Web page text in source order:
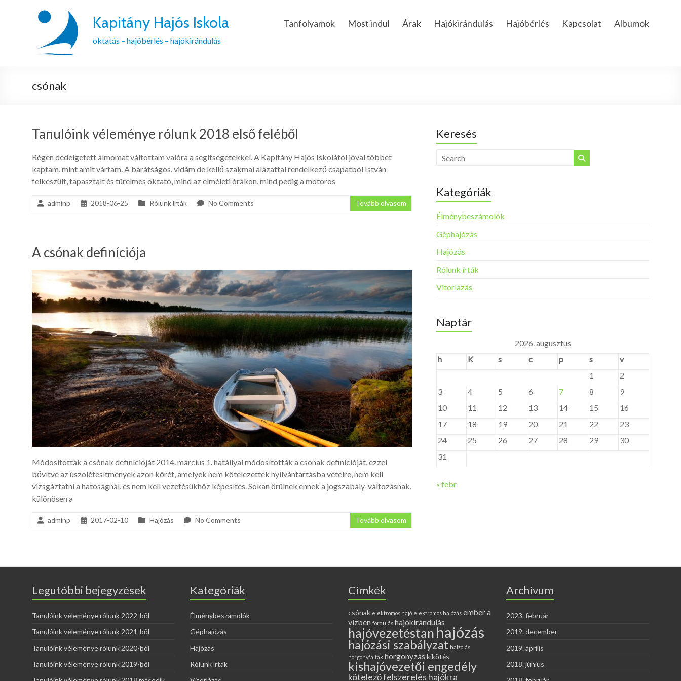
Kapitány Hajós Iskola
oktatás – hajóbérlés – hajókirándulás
Tanfolyamok Most indul Árak Hajókirándulás Hajóbérlés Kapcsolat Albumok
csónak
Tanulóink véleménye rólunk 2018 első feléből
Régen dédelgetett álmomat váltottam valóra a segítségetekkel. A Kapitány Hajós Iskolától jóval többet
kaptam, mint amit vártam. A barátságos, vidám de kellő szakmai alázattal rendelkező csapatból István
felkészült, tapasztalt és türelmes oktató, mind az elméleti órákon, mind pedig a motoros
adminp 2018-06-25 Rólunk írták No Comments Tovább olvasom
A csónak definíciója
Módosították a csónak definícióját 2014. március 1. hatállyal módosították a csónak definícióját, ezzel
bővítve az úszólétesítmények azon körét, amelyek nem kötelezettek nyilvántartásba vételre, nem kell
vizsgáztatni a hatóságnál, és nem kell vezetésükhöz képesítés. Sokan örülnek ennek a jogszabály-változásnak,
különösen a
adminp 2017-02-10 Hajózás No Comments Tovább olvasom
Keresés
Kategóriák
Élménybeszámolók
Géphajózás
Hajózás
Rólunk írták
Vitorlázás
Naptár
2026. augusztus
h
K s c p s
v
1
2
3
4 5 6 7 8
9
10
11 12 13 14 15
16
17
18 19 20 21 22
23
24
25 26 27 28 29
30
31
« febr
Legutóbbi bejegyzések
Tanulóink véleménye rólunk 2022-ből
Tanulóink véleménye rólunk 2021-ből
Tanulóink véleménye rólunk 2020-ból
Tanulóink véleménye rólunk 2019-ből
Kategóriák
Élménybeszámolók
Géphajózás
Hajózás
Rólunk írták
Címkék
csónak elektromos hajó elektromos hajózás ember a
vízben fordulás hajókirándulás
hajóvezetéstan hajózás
hajózási szabályzat halzolás
horgonyfajták horgonyzás kikötés
kishajóvezetői engedély
kötelező felszerelés hajókra
Archívum
2023. február
2019. december
2019. április
2018. június